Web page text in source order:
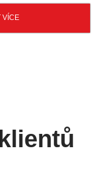
VÍCE